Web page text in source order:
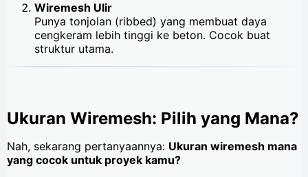
Wiremesh Ulir
Punya tonjolan (ribbed) yang membuat daya
cengkeram lebih tinggi ke beton. Cocok buat
struktur utama.
Ukuran Wiremesh: Pilih yang Mana?
Nah, sekarang pertanyaannya: Ukuran wiremesh mana
yang cocok untuk proyek kamu?